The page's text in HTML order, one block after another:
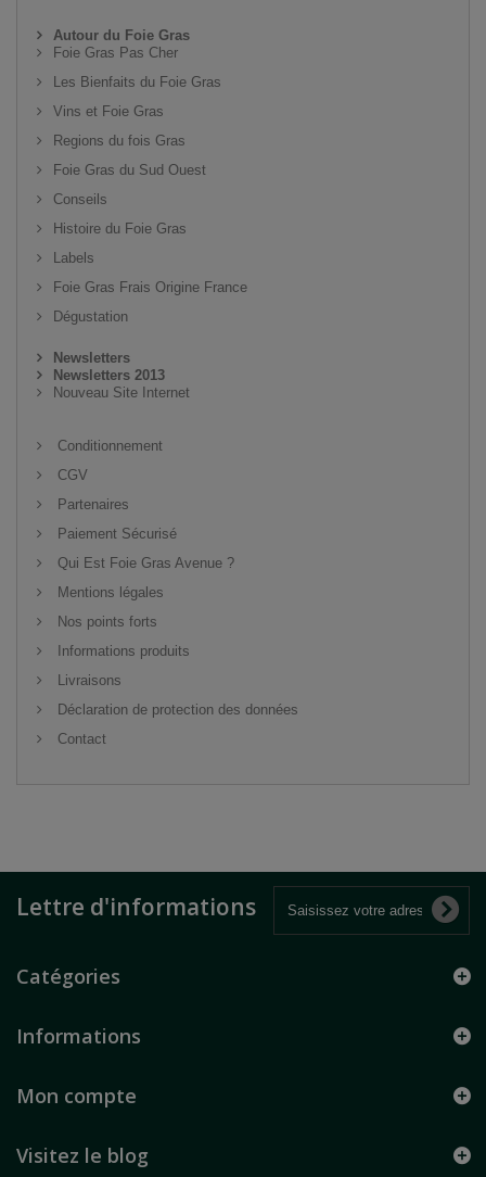
Autour du Foie Gras
Foie Gras Pas Cher
Les Bienfaits du Foie Gras
Vins et Foie Gras
Regions du fois Gras
Foie Gras du Sud Ouest
Conseils
Histoire du Foie Gras
Labels
Foie Gras Frais Origine France
Dégustation
Newsletters
Newsletters 2013
Nouveau Site Internet
Conditionnement
CGV
Partenaires
Paiement Sécurisé
Qui Est Foie Gras Avenue ?
Mentions légales
Nos points forts
Informations produits
Livraisons
Déclaration de protection des données
Contact
Lettre d'informations
Catégories
Informations
Mon compte
Visitez le blog